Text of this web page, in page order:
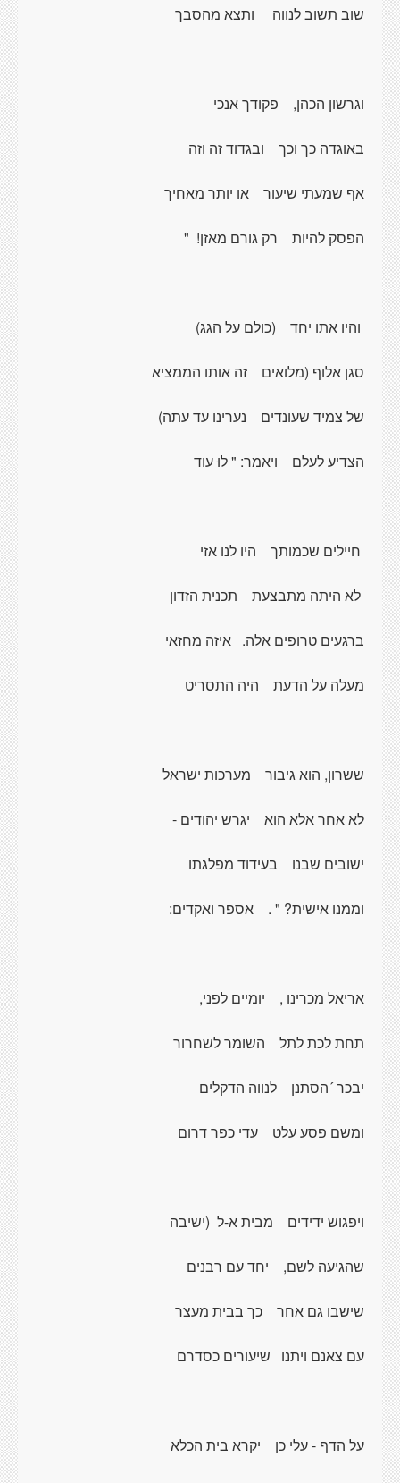
שוב תשוב לנווה ותצא מהסבך
וגרשון הכהן, פקודך אנכי
באוגדה כך וכך ובגדוד זה וזה
אף שמעתי שיעור או יותר מאחיך
הפסק להיות רק גורם מאזן! "
והיו אתו יחד (כולם על הגג)
סגן אלוף (מלואים זה אותו הממציא
של צמיד שעונדים נערינו עד עתה)
הצדיע לעלם ויאמר: " לוּ עוד
חיילים שכמותך היו לנו אזי
לא היתה מתבצעת תכנית הזדון
ברגעים טרופים אלה. איזה מחזאי
מעלה על הדעת היה התסריט
ששרון, הוא גיבור מערכות ישראל
לא אחר אלא הוא יגרש יהודים -
ישובים שבנו בעידוד מפלגתו
וממנו אישית? " . אספר ואקדים:
אריאל מכרינו , יומיים לפני,
תחת לכת לתל השומר לשחרור
יבכר ´הסתנן לנווה הדקלים
ומשם פסע עלט עדי כפר דרום
ויפגוש ידידים מבית א-ל (ישיבה
שהגיעה לשם, יחד עם רבנים
שישבו גם אחר כך בבית מעצר
עם צאנם ויתנו שיעורים כסדרם
על הדף - עלי כן יקרא בית הכלא